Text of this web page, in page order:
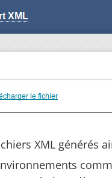
XML générés